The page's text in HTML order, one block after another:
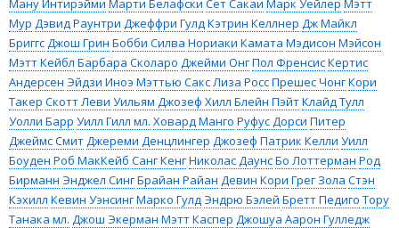
Ману Интирэйми Марти Белафски Сет Сакаи Марк Уейлер Мэтт
Мур Дэвид Раунтри Джеффри ГулдКэтрин Келлнер Дж Майкл
БриггсДжош Грин Бобби Силва Нориаки Камата Мэдисон Мэйсон
Мэтт Кейбл Барбара Сколаро Джейми ОнгПол ФренсисКертис
Андерсен Эйдзи Иноэ Мэттью СаксЛиза РоссПрешес ЧонгКори
Такер Скотт Леви Уильям Джозеф Хилл Блейн ПэйтКлайд Тулл
Уолли Барр Уилл Гилл мл. Ховард Манго Руфус Дорси Питер
Джеймс СмитДжереми Денцлингер Джозеф Патрик Келли Уилл
Боуден Роб МакКейб Санг КенгНиколас ДаунсБо Лоттерман Род
Бирманн Энджел СингБрайан Райан Девин Кори Грег Зола Стэн
Кэхилл Кевин УэнсингМарко ГулдЭндрю Бэлей Бретт Педиго Тору
Танака мл. Джош Экерман Мэтт Каспер Джошуа Аарон Гулледж